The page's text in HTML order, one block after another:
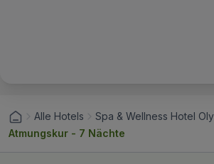
Alle Hotels
Spa & Wellness Hotel
Atmungskur - 7 Nächte